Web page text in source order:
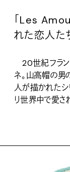
「Les
れた恋人た
20世紀フラン
ネ。山高帽の
人が描かれたシ
り世界中で愛さ